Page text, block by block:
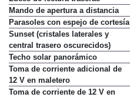
Mando de apertura a distancia
Parasoles con espejo de cortesía
Sunset (cristales laterales y
central trasero oscurecidos)
Techo solar panorámico
Toma de corriente adicional de
12 V en maletero
Toma de corriente de 12 V en